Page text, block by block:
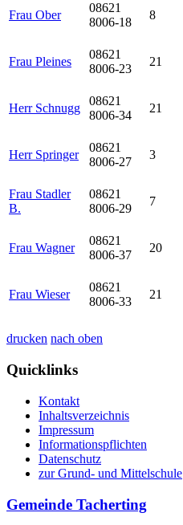
Frau Ober
08621
8006-18
8
Frau Pleines
08621
8006-23
21
Herr Schnugg
08621
8006-34
21
Herr Springer
08621
8006-27
3
Frau Stadler
B.
08621
8006-29
7
Frau Wagner
08621
8006-37
20
Frau Wieser
08621
8006-33
21
drucken nach oben
Quicklinks
Kontakt
Inhaltsverzeichnis
Impressum
Informationspflichten
Datenschutz
zur Grund- und Mittelschule
Gemeinde Tacherting